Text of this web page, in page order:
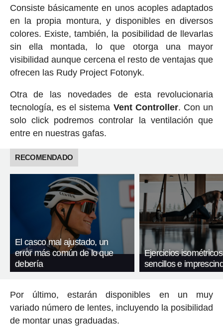
Consiste básicamente en unos acoples adaptados
en la propia montura, y disponibles en diversos
colores. Existe, también, la posibilidad de llevarlas
sin ella montada, lo que otorga una mayor
visibilidad aunque cercena el resto de ventajas que
ofrecen las Rudy Project Fotonyk.
Otra de las novedades de esta revolucionaria
tecnología, es el sistema Vent Controller. Con un
solo click podremos controlar la ventilación que
entre en nuestras gafas.
RECOMENDADO
El casco mal ajustado, un
error más común de lo que
debería
Ejercicios
sencillos e
Por último, estarán disponibles en un muy
variado número de lentes, incluyendo la posibilidad
de montar unas graduadas.